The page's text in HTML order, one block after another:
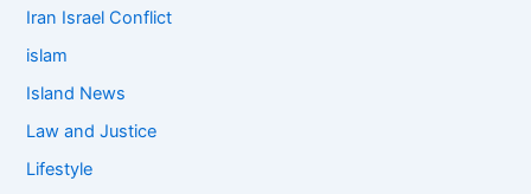
Iran Israel Conflict
islam
Island News
Law and Justice
Lifestyle